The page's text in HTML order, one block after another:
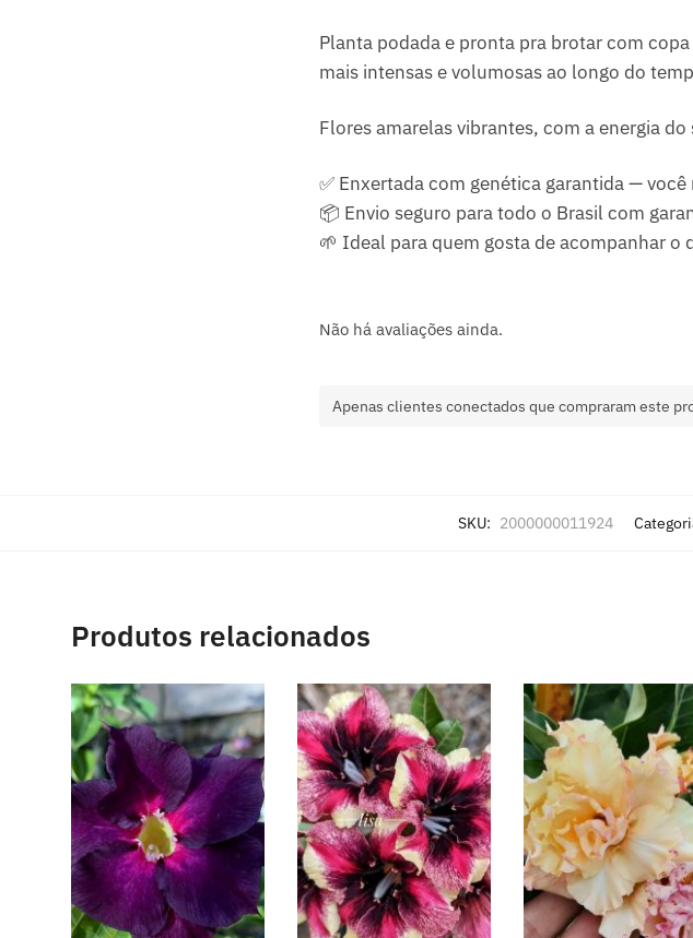
Planta podada e pronta pra brotar com
mais intensas e volumosas ao longo do
Flores amarelas vibrantes, com a energia
✅ Enxertada com genética garantida —
📦 Envio seguro para todo o Brasil com
🌱 Ideal para quem gosta de acompanhar
Não há avaliações ainda.
Apenas clientes conectados que compraram este
SKU: 2000000011924
Produtos relacionados